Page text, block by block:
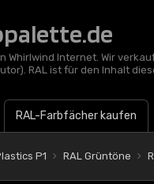
Whirlwind Internet. Wir
RAL ist für den Inhalt
RAL-Farbfächer kaufen
P1 RAL Grüntöne